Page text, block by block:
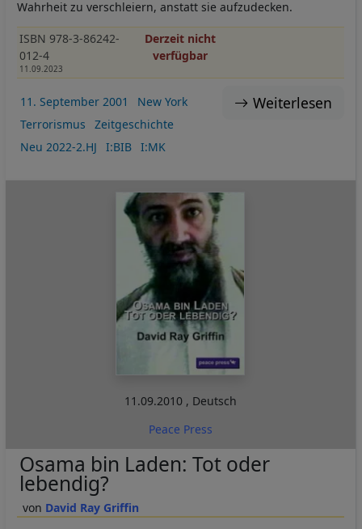
Wahrheit zu verschleiern, anstatt sie aufzudecken.
ISBN 978-3-86242-
012-4
11.09.2023
Derzeit nicht
verfügbar
Weiterlesen
11. September 2001
New York
Terrorismus
Zeitgeschichte
Neu 2022-2.HJ
I:BIB I:MK
11.09.2010 , Deutsch
Peace Press
David Ray Griffin
Osama bin Laden: Tot oder
lebendig?
und
Cookies